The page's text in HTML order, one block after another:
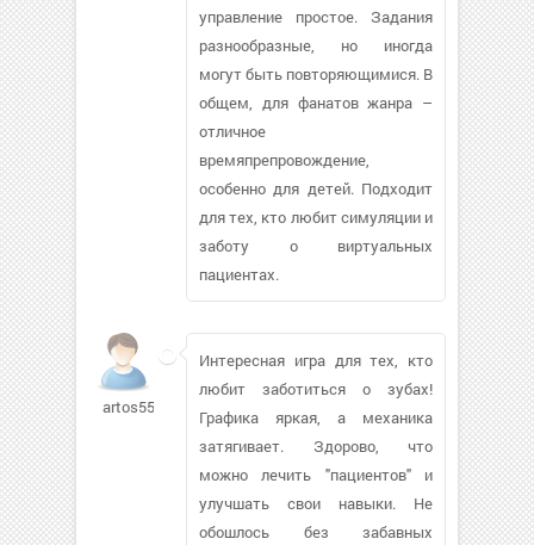
управление простое. Задания
разнообразные, но иногда
могут быть повторяющимися. В
общем, для фанатов жанра –
отличное
времяпрепровождение,
особенно для детей. Подходит
для тех, кто любит симуляции и
заботу о виртуальных
пациентах.
artos555506
Интересная игра для тех, кто
любит заботиться о зубах!
Графика яркая, а механика
затягивает. Здорово, что
можно лечить "пациентов" и
улучшать свои навыки. Не
обошлось без забавных